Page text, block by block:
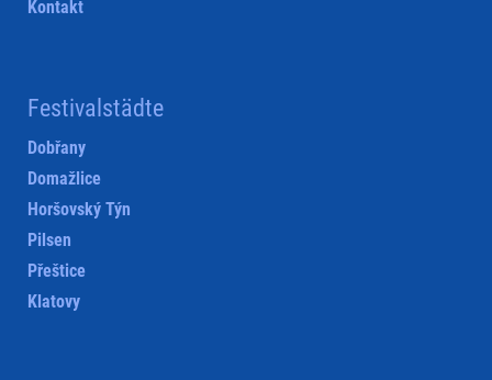
Kontakt
Festivalstädte
Dobřany
Domažlice
Horšovský Týn
Pilsen
Přeštice
Klatovy